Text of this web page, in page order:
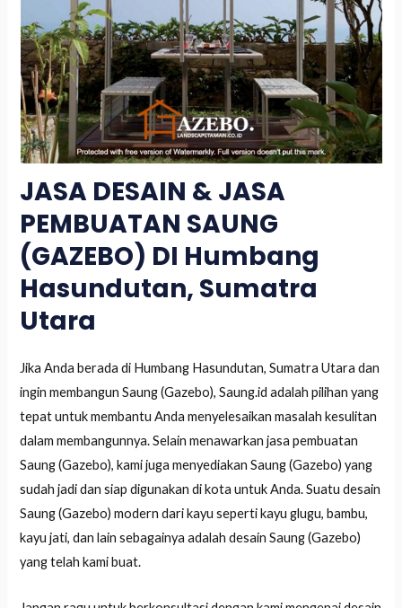
JASA DESAIN & JASA
PEMBUATAN SAUNG
(GAZEBO) DI Humbang
Hasundutan, Sumatra
Utara
Jika Anda berada di Humbang Hasundutan, Sumatra Utara dan
ingin membangun Saung (Gazebo), Saung.id adalah pilihan yang
tepat untuk membantu Anda menyelesaikan masalah kesulitan
dalam membangunnya. Selain menawarkan jasa pembuatan
Saung (Gazebo), kami juga menyediakan Saung (Gazebo) yang
sudah jadi dan siap digunakan di kota untuk Anda. Suatu desain
Saung (Gazebo) modern dari kayu seperti kayu glugu, bambu,
kayu jati, dan lain sebagainya adalah desain Saung (Gazebo)
yang telah kami buat.